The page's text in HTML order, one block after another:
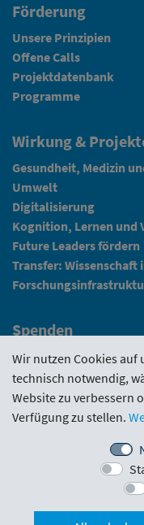
Förderung
Unsere Prinzipien
Offene Calls
Projektdatenbank
Programme
Wirkung &
Gesundheit, Medizin
Umwelt
Digitalisierung
Kognition, Lernen und
Future Leaders fördern
Transfer: Wissenschaft
Spenden
Fundraising
News
Intranet
Förderrichtlinie ·
Downloads
Wir nutzen Cookies auf
technisch notwendig,
Website zu verbessern
Verfügung zu stellen.